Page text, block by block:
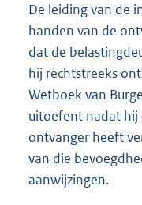
De leiding van de
handen van de
dat de
hij rechtstreeks
Wetboek van
uitoefent nadat hij
ontvanger heeft
van die
aanwijzingen.